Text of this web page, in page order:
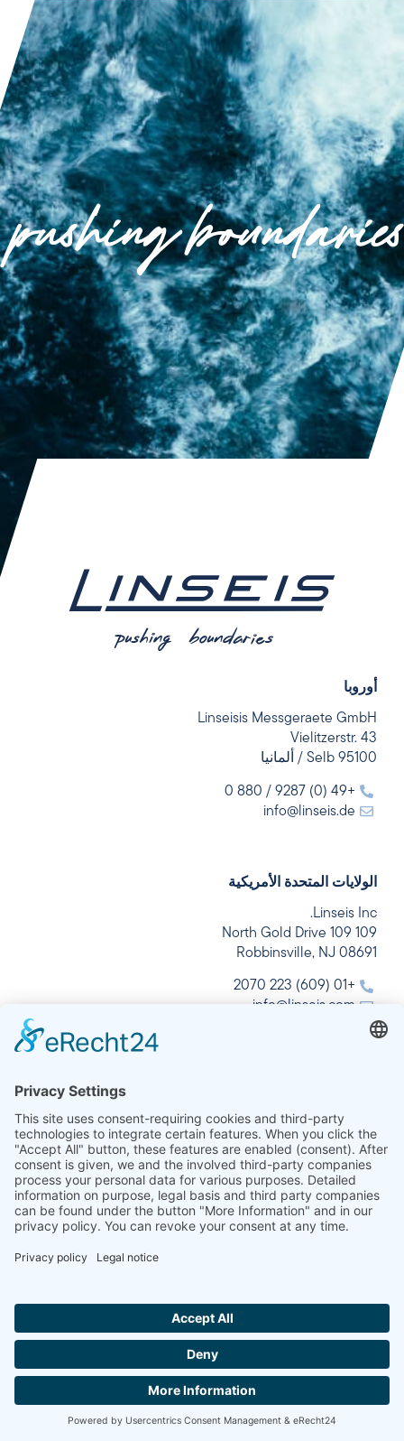
أوروبا
Linseisis Messgeraete GmbH
Vielitzerstr. 43
95100 Selb / ألمانيا
+49 (0) 9287 / 880 0
info@linseis.de
الولايات المتحدة الأمريكية
Linseis Inc.
109 109 North Gold Drive
Robbinsville, NJ 08691
+01 (609) 223 2070
info@linseis.com
الغرفة 120، المبنى T3، رقم 1220 طريق يوكياو، بودونغ،
شنغهاي
+86-21-61901203
+86-21-50550642
info@linseis.com.cn
شركة لينسيس للتحليل الحراري في الهند المحدودة
Plot 65, 2nd Floor, Sai Enclave,
Sector 23, Dwarka, 110077 New Delhi
sales@linseis.in
Hallo ich bin LINAI! Wie kann ich dir
اتصل بنا